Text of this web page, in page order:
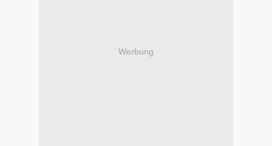
Werbung